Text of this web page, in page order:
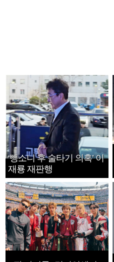
‘뺑소니 후 술타기 의혹’ 이
재룡 재판행